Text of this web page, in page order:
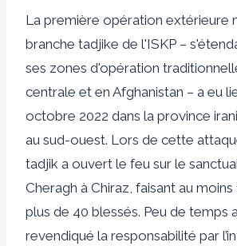
La première opération extérieure
branche tadjike de l'ISKP –
ses zones d'opération
centrale et en Afghanistan – a eu
octobre 2022 dans la province
au sud-ouest. Lors de cette
tadjik a ouvert le feu sur le
Cheragh à Chiraz, faisant au
plus de 40 blessés. Peu de temps
revendiqué la responsabilité par